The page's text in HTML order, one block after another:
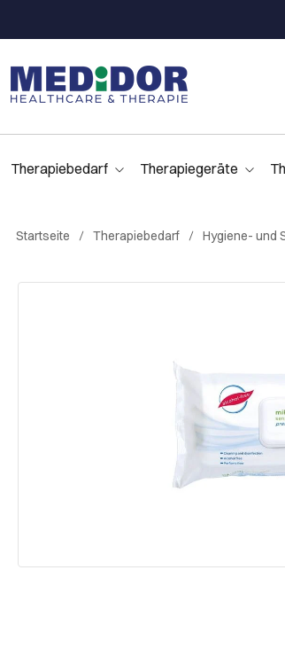
Therapiebedarf Therapiegeräte
Startseite Therapiebedarf Hygiene- und